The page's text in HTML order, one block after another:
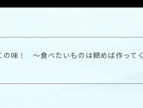
の味！ 〜食べたいものは頼めば作ってく